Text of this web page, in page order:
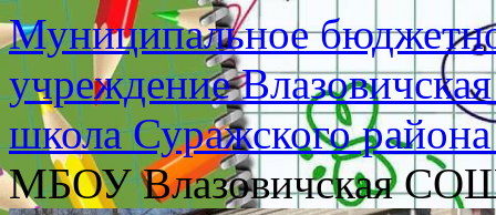
Муниципальное
учреждение
школа Суражского
МБОУ Влазовичская